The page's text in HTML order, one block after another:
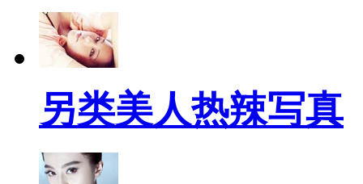
另类美人热辣写真